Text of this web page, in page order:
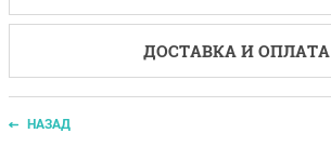
ДОСТАВКА И ОПЛАТА
НАЗАД